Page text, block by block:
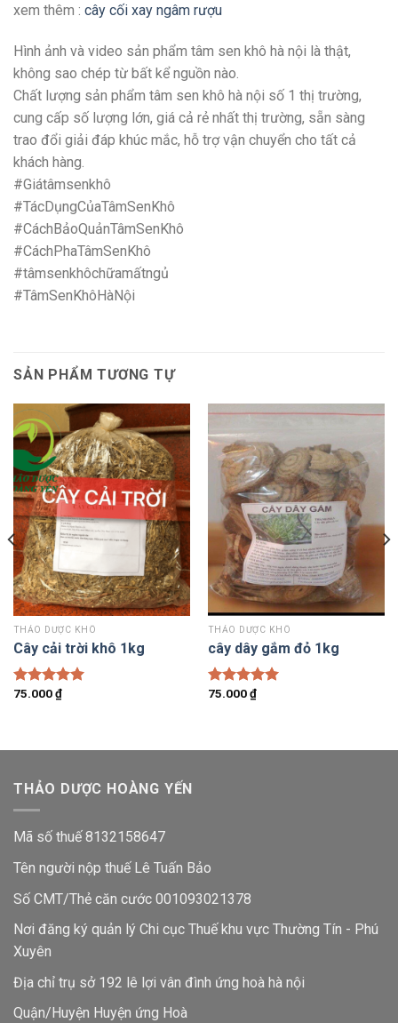
xem thêm : cây cối xay ngâm rượu
Hình ảnh và video sản phẩm tâm sen khô hà nội là thật,
không sao chép từ bất kể nguồn nào.
Chất lượng sản phẩm tâm sen khô hà nội số 1 thị trường,
cung cấp số lượng lớn, giá cả rẻ nhất thị trường, sẵn sàng
trao đổi giải đáp khúc mắc, hỗ trợ vận chuyển cho tất cả
khách hàng.
#Giátâmsenkhô
#TácDụngCủaTâmSenKhô
#CáchBảoQuảnTâmSenKhô
#CáchPhaTâmSenKhô
#tâmsenkhôchữamấtngủ
#TâmSenKhôHàNội
SẢN PHẨM TƯƠNG TỰ
THẢO DƯỢC KHÔ
Cây cải trời khô 1kg
Được xếp
75.000₫
THẢO DƯỢC KHÔ
cây dây gắm đỏ 1kg
Được xếp
75.000₫
THẢO DƯỢC HOÀNG YẾN
Mã số thuế 8132158647
Tên người nộp thuế Lê Tuấn Bảo
Số CMT/Thẻ căn cước 001093021378
Nơi đăng ký quản lý Chi cục Thuế khu vực Thường Tín - Phú
Xuyên
Địa chỉ trụ sở 192 lê lợi vân đình ứng hoà hà nội
Quận/Huyện Huyện ứng Hoà